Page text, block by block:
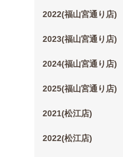
2022(福山宮通り店)
2023(福山宮通り店)
2024(福山宮通り店)
2025(福山宮通り店)
2021(松江店)
2022(松江店)